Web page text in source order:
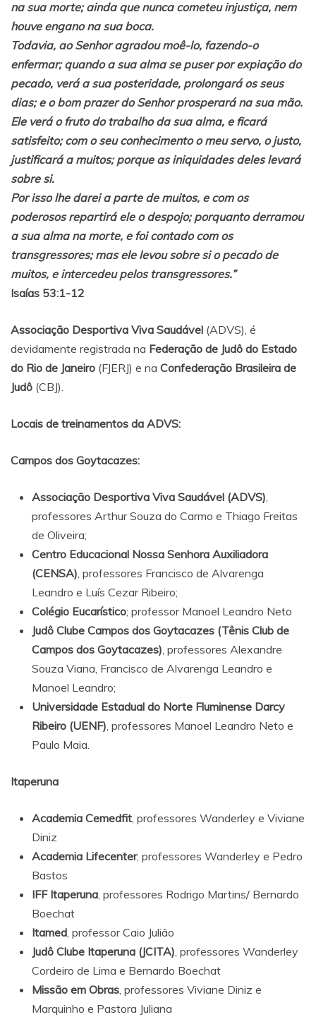
na sua morte; ainda que nunca cometeu injustiça, nem
houve engano na sua boca.
Todavia, ao Senhor agradou moê-lo, fazendo-o
enfermar; quando a sua alma se puser por expiação do
pecado, verá a sua posteridade, prolongará os seus
dias; e o bom prazer do Senhor prosperará na sua mão.
Ele verá o fruto do trabalho da sua alma, e ficará
satisfeito; com o seu conhecimento o meu servo, o justo,
justificará a muitos; porque as iniquidades deles levará
sobre si.
Por isso lhe darei a parte de muitos, e com os
poderosos repartirá ele o despojo; porquanto derramou
a sua alma na morte, e foi contado com os
transgressores; mas ele levou sobre si o pecado de
muitos, e intercedeu pelos transgressores.”
Isaías 53:1-12
Associação Desportiva Viva Saudável (ADVS), é
devidamente registrada na Federação de Judô do Estado
do Rio de Janeiro (FJERJ) e na Confederação Brasileira de
Judô (CBJ).
Locais de treinamentos da ADVS:
Campos dos Goytacazes:
Associação Desportiva Viva Saudável (ADVS)
professores Arthur Souza do Carmo e Thiago Freitas
de Oliveira;
Centro Educacional Nossa Senhora Auxiliadora
(CENSA) , professores Francisco de Alvarenga
Leandro e Luís Cezar Ribeiro;
Colégio Eucarístico; professor Manoel Leandro Neto
Judô Clube Campos dos Goytacazes (Tênis Club de
Campos dos Goytacazes) , professores Alexandre
Souza Viana, Francisco de Alvarenga Leandro e
Manoel Leandro;
Universidade Estadual do Norte Fluminense Darcy
Ribeiro (UENF) , professores Manoel Leandro Neto e
Paulo Maia.
Itaperuna
Academia Cemedfit , professores Wanderley e Viviane
Diniz
Academia Lifecenter, professores Wanderley e Pedro
Bastos
IFF Itaperuna , professores Rodrigo Martins/ Bernardo
Boechat
Itamed , professor Caio Julião
Judô Clube Itaperuna (JCITA) , professores Wanderley
Cordeiro de Lima e Bernardo Boechat
Missão em Obras , professores Viviane Diniz e
Marquinho e Pastora Juliana